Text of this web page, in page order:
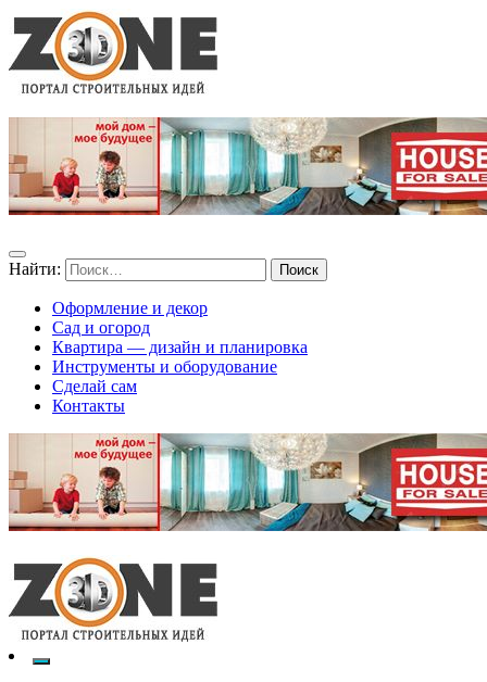
Найти:
Оформление и декор
Сад и огород
Квартира — дизайн и планировка
Инструменты и оборудование
Сделай сам
Контакты